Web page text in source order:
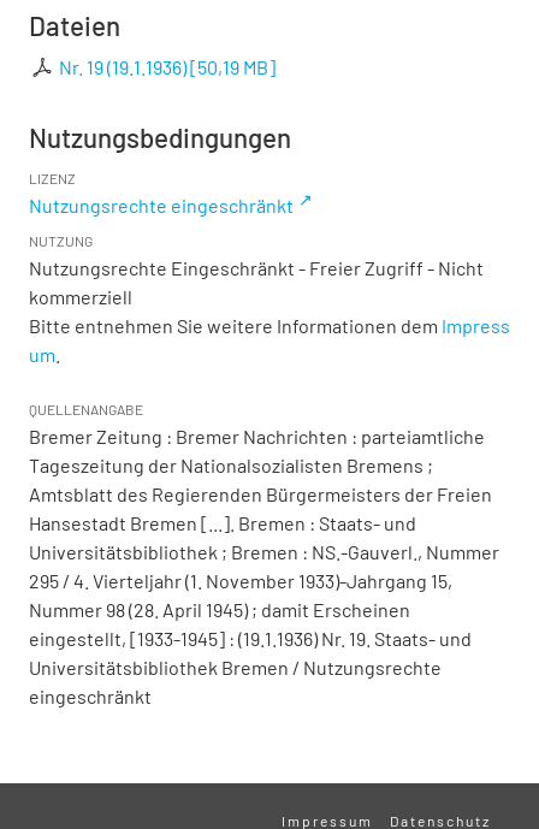
Dateien
Nr. 19 (19.1.1936)[50,19 MB]
Nutzungsbedingungen
LIZENZ
Nutzungsrechte eingeschränkt
NUTZUNG
Nutzungsrechte Eingeschränkt - Freier Zugriff - Nicht
kommerziell
Bitte entnehmen Sie weitere Informationen dem Impress
um
QUELLENANGABE
Bremer Zeitung : Bremer Nachrichten : parteiamtliche
Tageszeitung der Nationalsozialisten Bremens ;
Amtsblatt des Regierenden Bürgermeisters der Freien
Hansestadt Bremen [...]. Bremen : Staats- und
Universitätsbibliothek ; Bremen : NS.-Gauverl., Nummer
295 / 4. Vierteljahr (1. November 1933)-Jahrgang 15,
Nummer 98 (28. April 1945) ; damit Erscheinen
eingestellt, [1933-1945] : (19.1.1936) Nr. 19. Staats- und
Universitätsbibliothek Bremen / Nutzungsrechte
eingeschränkt
Impressum Datenschutz